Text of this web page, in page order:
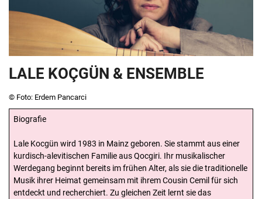
LALE KOÇGÜN & ENSEMBLE
© Foto: Erdem Pancarci
Biografie
Lale Kocgün wird 1983 in Mainz geboren. Sie stammt aus einer
kurdisch-alevitischen Familie aus Qocgiri. Ihr musikalischer
Werdegang beginnt bereits im frühen Alter, als sie die traditionelle
Musik ihrer Heimat gemeinsam mit ihrem Cousin Cemil für sich
entdeckt und recherchiert. Zu gleichen Zeit lernt sie das